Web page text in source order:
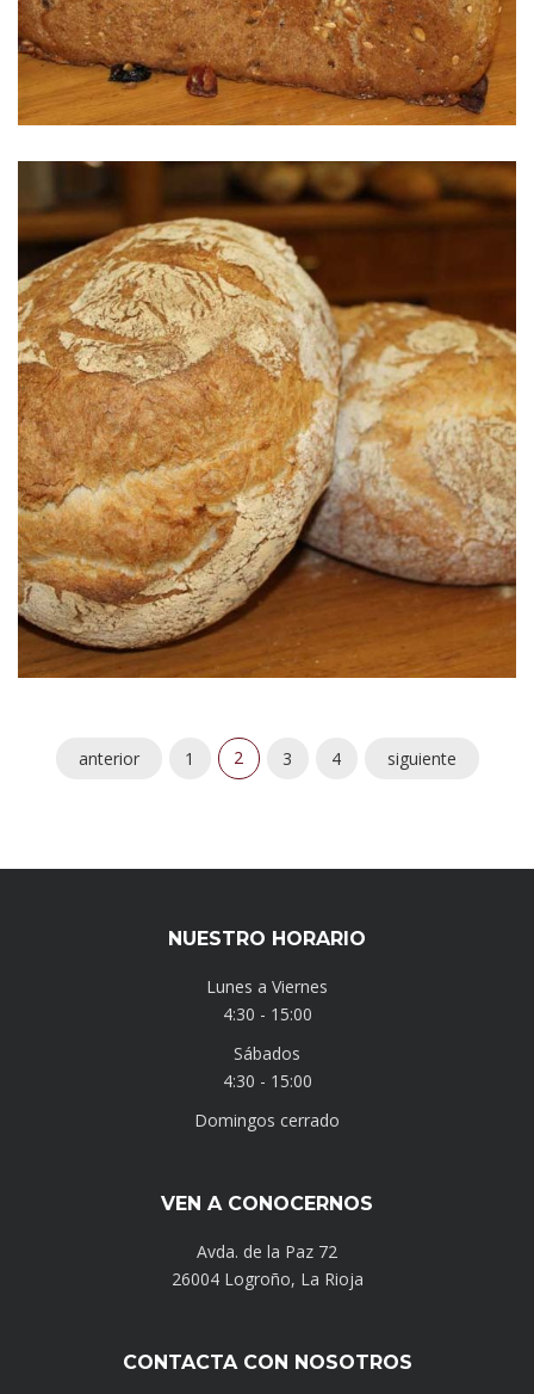
Pan de Muesly
Pan de Pagués
anterior 1 2 3 4 siguiente
NUESTRO HORARIO
Lunes a Viernes
4:30 - 15:00
Sábados
4:30 - 15:00
Domingos cerrado
VEN A CONOCERNOS
Avda. de la Paz 72
26004 Logroño, La Rioja
CONTACTA CON NOSOTROS